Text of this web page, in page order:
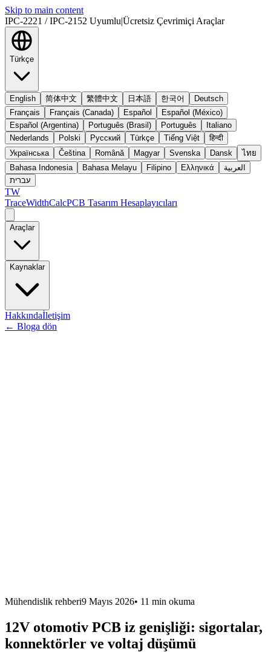
Skip to main content
IPC-2221 / IPC-2152 Uyumlu|Ücretsiz Çevrimiçi Araçlar
Türkçe
English 简体中文 繁體中文 日本語 한국어
Deutsch
Français
Français (Canada) Español
Español (México)
Español (Argentina)
Português (Brasil) Português
Italiano
Nederlands
Polski Русский Türkçe Tiếng Việt
हिन्दी
Українська
Čeština Română Magyar Svenska Dansk
ไทย
Bahasa Indonesia
Bahasa Melayu Filipino Ελληνικά
العربية
עברית
TW
TraceWidthCalcPCB Tasarım Hesaplayıcıları
Araçlar
Kaynaklar
Hakkındaİletişim
← Bloga dön
Mühendislik rehberi9 Mayıs 2026• 11 min okuma
12V otomotiv PCB iz genişliği: sigortalar,
konnektörler ve voltaj düşümü